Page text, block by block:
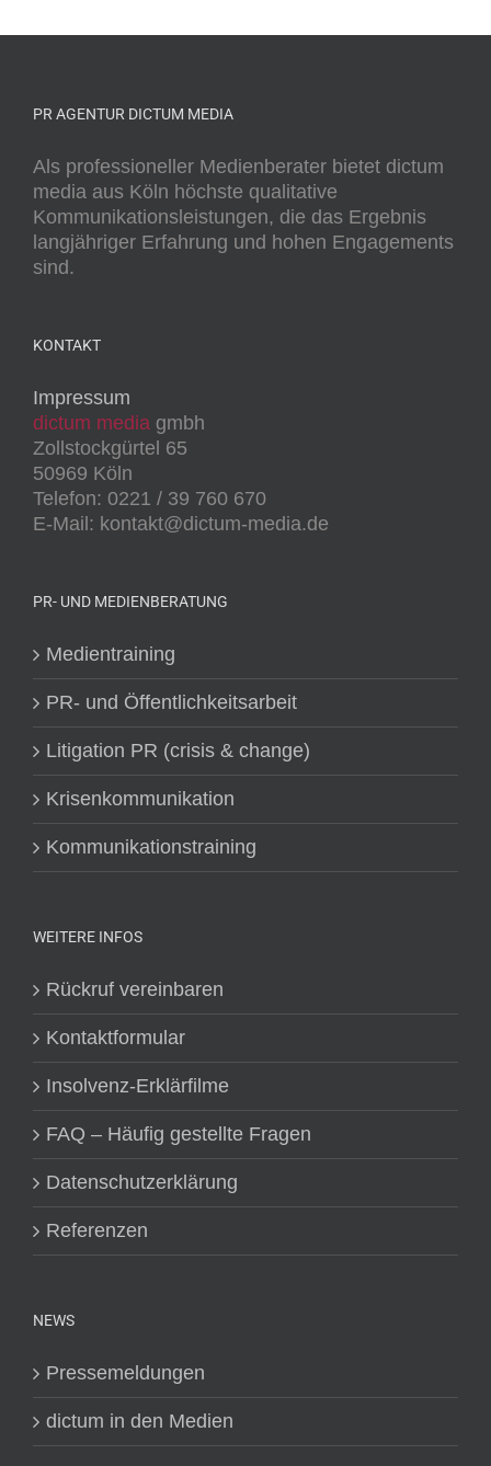
PR AGENTUR DICTUM MEDIA
Als professioneller Medienberater bietet dictum
media aus Köln höchste qualitative
Kommunikationsleistungen, die das Ergebnis
langjähriger Erfahrung und hohen Engagements
sind.
KONTAKT
Impressum
dictum media gmbh
Zollstockgürtel 65
50969 Köln
Telefon: 0221 / 39 760 670
E-Mail: kontakt@dictum-media.de
PR- UND MEDIENBERATUNG
Medientraining
PR- und Öffentlichkeitsarbeit
Litigation PR (crisis & change)
Krisenkommunikation
Kommunikationstraining
WEITERE INFOS
Rückruf vereinbaren
Kontaktformular
Insolvenz-Erklärfilme
FAQ – Häufig gestellte Fragen
Datenschutzerklärung
Referenzen
NEWS
Pressemeldungen
dictum in den Medien